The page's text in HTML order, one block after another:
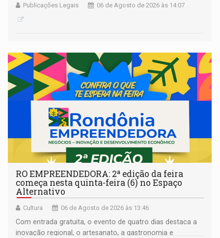
Publicações Legais 06 de Agosto de 2026 às 14:07
RO EMPREENDEDORA: 2ª edição da feira
começa nesta quinta-feira (6) no Espaço
Alternativo
Cultura 06 de Agosto de 2026 às 13:46
Com entrada gratuita, o evento de quatro dias destaca a
inovação regional, o artesanato, a gastronomia e